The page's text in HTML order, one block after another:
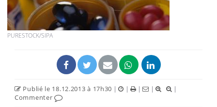
PURESTOCK/SIPA
Publié le 18.12.2013 à 17h30 | | | |
|
Commenter